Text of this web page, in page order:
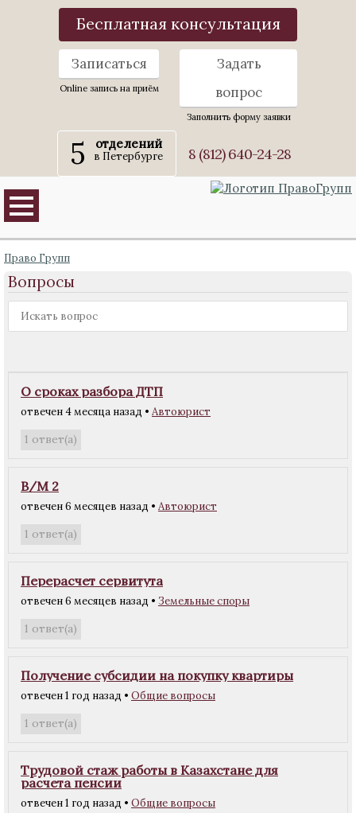
Бесплатная консультация
Записаться
Online запись на приём
Задать
вопрос
Заполнить форму заявки
5 отделений
в Петербурге 8 (812) 640-24-28
Право Групп
Вопросы
О сроках разбора ДТП
отвечен 4 месяца назад • Автоюрист
1 ответ(а)
B/M 2
отвечен 6 месяцев назад • Автоюрист
1 ответ(а)
Перерасчет сервитута
отвечен 6 месяцев назад • Земельные споры
1 ответ(а)
Получение субсидии на покупку квартиры
отвечен 1 год назад • Общие вопросы
1 ответ(а)
Трудовой стаж работы в Казахстане для
расчета пенсии
отвечен 1 год назад • Общие вопросы